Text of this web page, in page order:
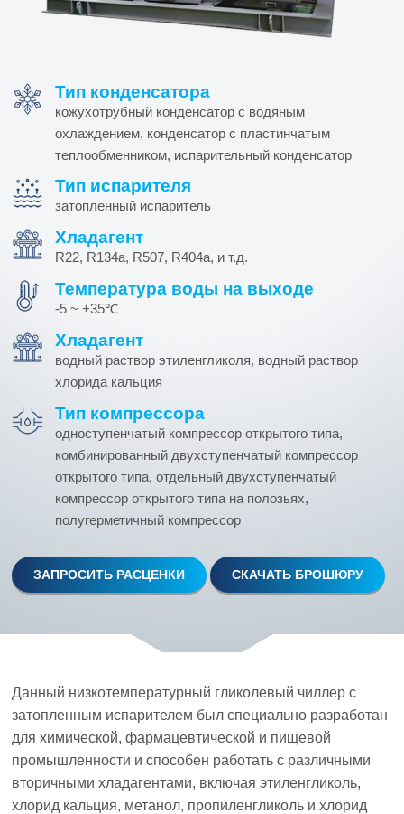
Тип конденсатора
кожухотрубный конденсатор с водяным
охлаждением, конденсатор с пластинчатым
теплообменником, испарительный конденсатор
Тип испарителя
затопленный испаритель
Хладагент
R22, R134a, R507, R404a, и т.д.
Температура воды на выходе
-5 ~ +35℃
Хладагент
водный раствор этиленгликоля, водный раствор
хлорида кальция
Тип компрессора
одноступенчатый компрессор открытого типа,
комбинированный двухступенчатый компрессор
открытого типа, отдельный двухступенчатый
компрессор открытого типа на полозьях,
полугерметичный компрессор
ЗАПРОСИТЬ РАСЦЕНКИ СКАЧАТЬ БРОШЮРУ
Данный низкотемпературный гликолевый чиллер с
затопленным испарителем был специально разработан
для химической, фармацевтической и пищевой
промышленности и способен работать с различными
вторичными хладагентами, включая этиленгликоль,
хлорид кальция, метанол, пропиленгликоль и хлорид